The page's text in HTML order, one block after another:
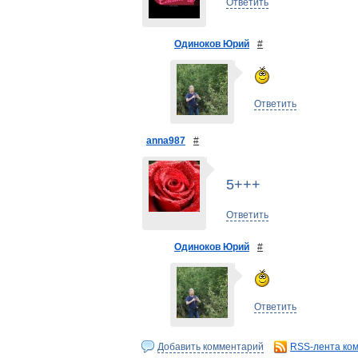
Ответить
Одиноков Юрий #
Ответить
anna987 #
5+++
Ответить
Одиноков Юрий #
Ответить
Добавить комментарий RSS-лента